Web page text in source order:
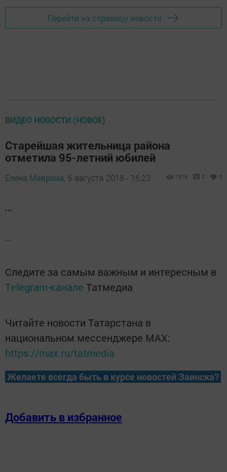
Перейти на страницу новости
ВИДЕО НОВОСТИ (НОВОЕ)
Старейшая жительница района
отметила 95-летний юбилей
Елена Маврина, 6 августа 2018 - 16:23 1519 0 0
...
...
Следите за самым важным и интересным в
Telegram-канале Татмедиа
Читайте новости Татарстана в
национальном мессенджере MАХ:
https://max.ru/tatmedia
Желаете всегда быть в курсе новостей Заинска?
Добавить в избранное